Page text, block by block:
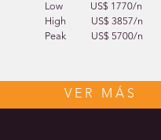
Low
US$ 1770/n
High
US$ 3857/n
Peak
US$ 5700/n
VER MÁS